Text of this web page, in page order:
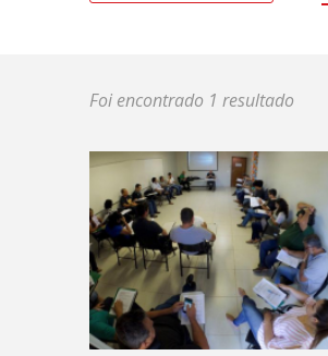
Foi encontrado 1 resultado